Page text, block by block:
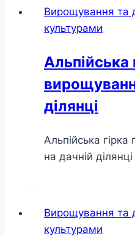
Вирощування та
культурами
Альпійська
ділянці
Альпійська
на дачній ділянці
Вирощування та
культурами